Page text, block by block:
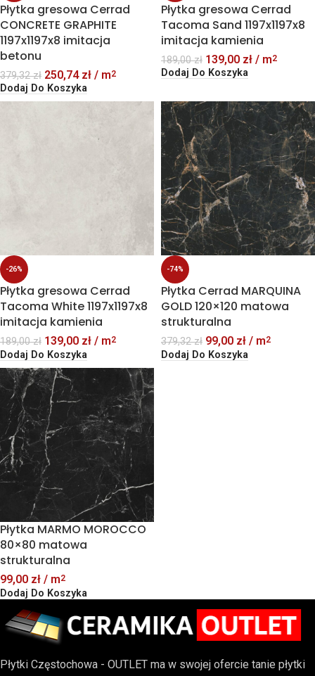
Płytka gresowa Cerrad
CONCRETE GRAPHITE
1197x1197x8 imitacja
betonu
379,32zł 250,74 zł / m2
Dodaj Do Koszyka
Płytka gresowa Cerrad
Tacoma Sand 1197x1197x8
imitacja kamienia
189,00zł 139,00 zł / m2
Dodaj Do Koszyka
-26%
Płytka gresowa Cerrad
Tacoma White 1197x1197x8
imitacja kamienia
189,00zł 139,00 zł / m2
Dodaj Do Koszyka
-74%
Płytka Cerrad MARQUINA
GOLD 120×120 matowa
strukturalna
379,32zł 99,00 zł / m2
Dodaj Do Koszyka
Płytka MARMO MOROCCO
80×80 matowa
strukturalna
99,00 zł / m2
Dodaj Do Koszyka
Płytki Częstochowa - OUTLET ma w swojej ofercie tanie płytki